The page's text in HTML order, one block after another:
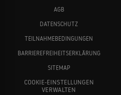
AGB
DATENSCHUTZ
TEILNAHMEBEDINGUNGEN
BARRIEREFREIHEITSERKLÄRUNG
SITEMAP
COOKIE-EINSTELLUNGEN
VERWALTEN